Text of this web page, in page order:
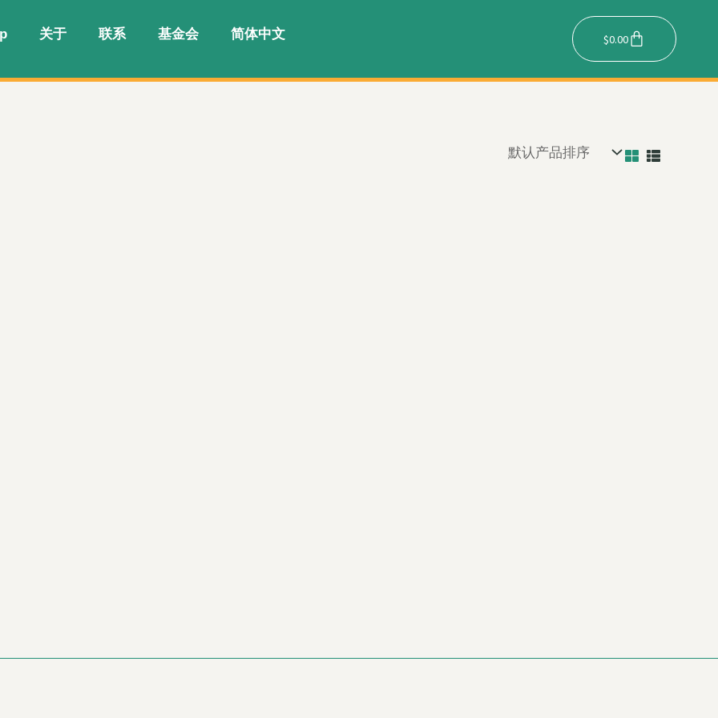
关于 联系 基金会 简体中文 $0.00Cart